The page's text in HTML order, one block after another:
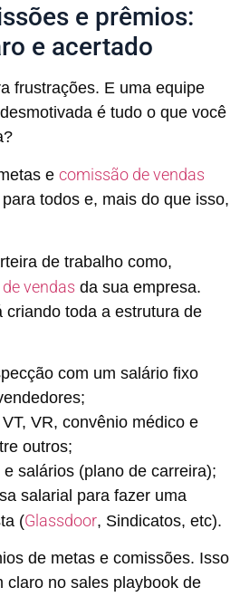
e prêmios:
e acertado
frustrações. E uma equipe
é tudo o que você
e comissão de vendas
todos e, mais do que isso,
de trabalho como,
vendas da sua empresa.
criando toda a estrutura de
com um salário fixo
VR, convênio médico e
outros;
salários (plano de carreira);
salarial para fazer uma
(Glassdoor, Sindicatos, etc).
de metas e comissões. Isso
claro no sales playbook de